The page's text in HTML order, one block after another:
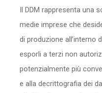
Il DDM rappresenta una
medie imprese che
di produzione all’interno
esporli a terzi non
potenzialmente più
e alla decrittografia dei